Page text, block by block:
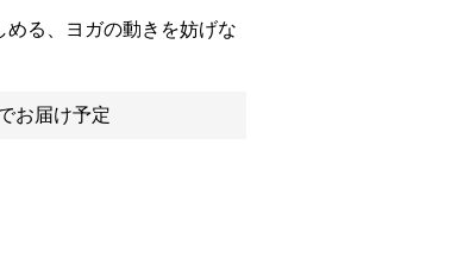
る、ヨガの動きを妨げな
お届け予定